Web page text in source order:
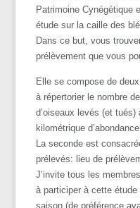
Patrimoine Cynégétique
étude sur la caille des
Dans ce but, vous
prélèvement que vous
Elle se compose de
à répertorier le nombre
d’oiseaux levés (et tués)
kilométrique d’abondance.
La seconde est
prélevés: lieu de
J’invite tous les
à participer à cette
saison (de préférence